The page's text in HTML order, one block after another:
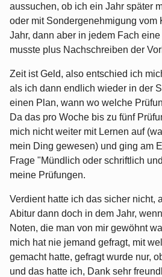
aussuchen, ob ich ein Jahr später
oder mit Sondergenehmigung vom
Jahr, dann aber in jedem Fach
musste plus Nachschreiben der
Zeit ist Geld, also entschied ich
als ich dann endlich wieder in der
einen Plan, wann wo welche
Da das pro Woche bis zu fünf
mich nicht weiter mit Lernen auf
mein Ding gewesen) und ging am
Frage "Mündlich oder schriftlich
meine Prüfungen.
Verdient hatte ich das sicher nicht,
Abitur dann doch in dem Jahr,
Noten, die man von mir gewöhnt
mich hat nie jemand gefragt, mit
gemacht hatte, gefragt wurde nur,
und das hatte ich, Dank sehr